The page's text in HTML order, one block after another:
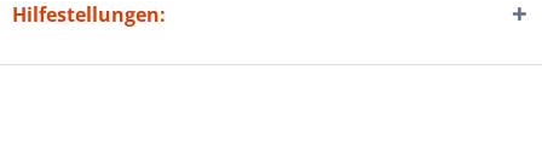
Hilfestellungen: